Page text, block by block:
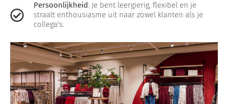
Persoonlijkheid: Je bent leergierig, flexibel en je
straalt enthousiasme uit naar zowel klanten als je
collega's.